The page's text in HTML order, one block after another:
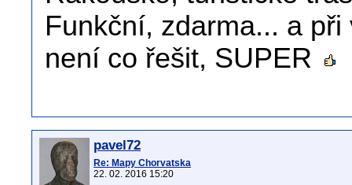
Funkční, zdarma... a
není co řešit, SUPER
pavel72
Re: Mapy Chorvatska
22. 02. 2016 15:20